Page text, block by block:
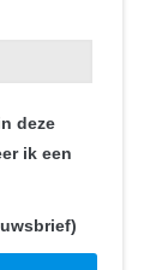
deze
ik een